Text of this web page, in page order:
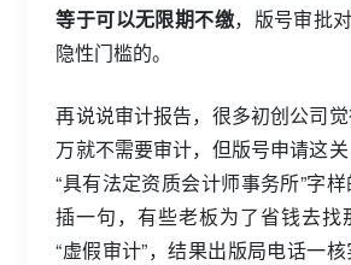
等于可以无限期不缴，版号审批
隐性门槛的。
再说说审计报告，很多初创公司
万就不需要审计，但版号申请这
“具有法定资质会计师事务所”字
插一句，有些老板为了省钱去找
“虚假审计”，结果出版局电话一